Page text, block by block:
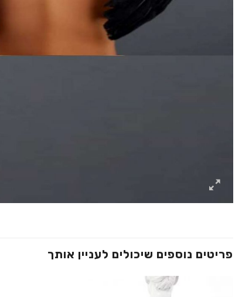
פריטים נוספים שיכולים לעניין אותך